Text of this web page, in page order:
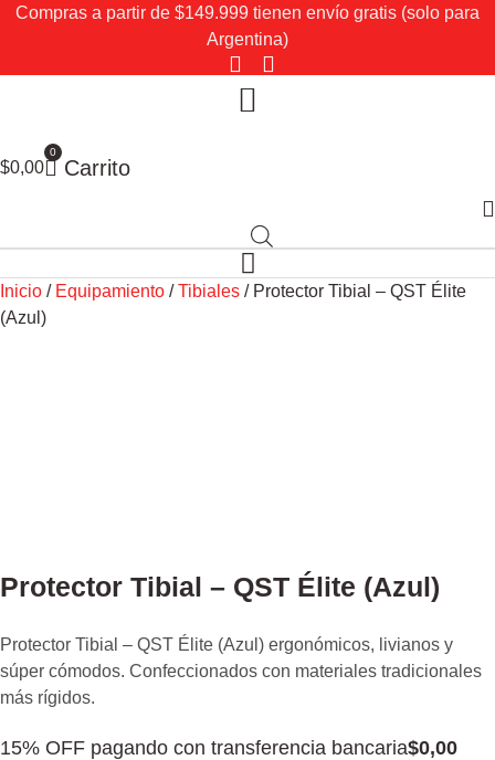
Compras a partir de $149.999 tienen envío gratis (solo para
Argentina)
$0,00
0
Carrito
Inicio / Equipamiento /Tibiales / Protector Tibial – QST Élite
(Azul)
Protector Tibial – QST Élite (Azul)
Protector Tibial – QST Élite (Azul) ergonómicos, livianos y
súper cómodos. Confeccionados con materiales tradicionales
más rígidos.
15% OFF pagando con transferencia bancaria$0,00